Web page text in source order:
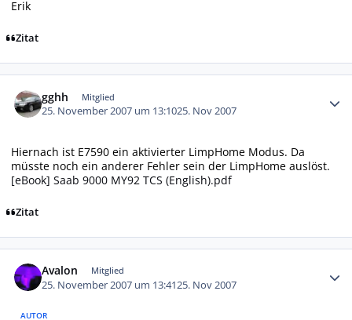
Erik
Zitat
gghh Mitglied
25. November 2007 um 13:1025. Nov 2007
Hiernach ist E7590 ein aktivierter LimpHome Modus. Da
müsste noch ein anderer Fehler sein der LimpHome auslöst.
[eBook] Saab 9000 MY92 TCS (English).pdf
Zitat
Avalon Mitglied
25. November 2007 um 13:4125. Nov 2007
AUTOR